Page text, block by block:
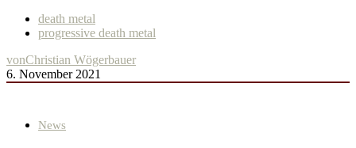
death metal
progressive death metal
vonChristian Wögerbauer
6. November 2021
News